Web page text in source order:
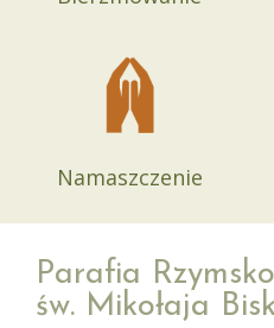
Namaszczenie
Parafia
św. Mikołaja